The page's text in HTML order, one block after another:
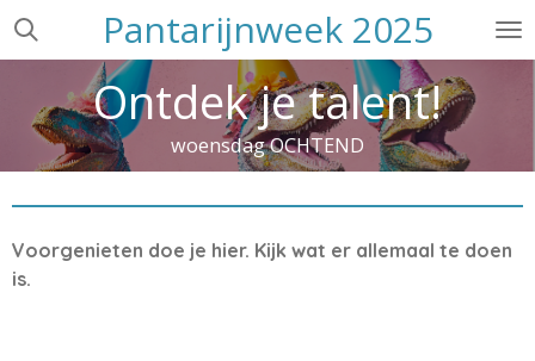
Ga
hoofdinhoud
Pantarijnweek 2025
Ontdek je talent!
woensdag OCHTEND
Voorgenieten doe je hier. Kijk wat er allemaal te doen
is.